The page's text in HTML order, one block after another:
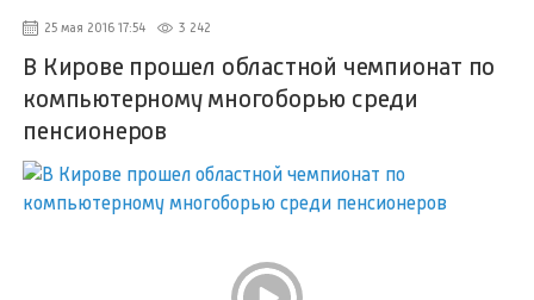
25 мая 2016 17:54 3 242
В Кирове прошел областной чемпионат по
компьютерному многоборью среди
пенсионеров